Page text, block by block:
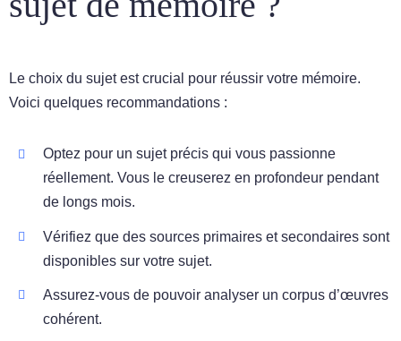
Le choix du sujet est crucial pour réussir votre mémoire.
Voici quelques recommandations :
Optez pour un sujet précis qui vous passionne
réellement. Vous le creuserez en profondeur pendant
de longs mois.
Vérifiez que des sources primaires et secondaires sont
disponibles sur votre sujet.
Assurez-vous de pouvoir analyser un corpus d’œuvres
cohérent.